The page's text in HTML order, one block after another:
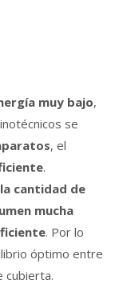
muy bajo,
se
, el
.
cantidad de
mucha
. Por lo
óptimo entre
cubierta.